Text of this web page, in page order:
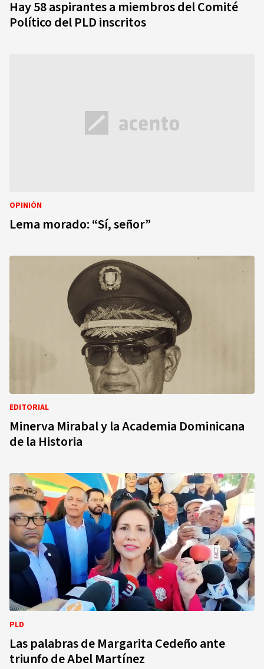
Hay 58 aspirantes a miembros del Comité
Político del PLD inscritos
OPINIÓN
Lema morado: “Sí, señor”
EDITORIAL
Minerva Mirabal y la Academia Dominicana
de la Historia
PLD
Las palabras de Margarita Cedeño ante
triunfo de Abel Martínez